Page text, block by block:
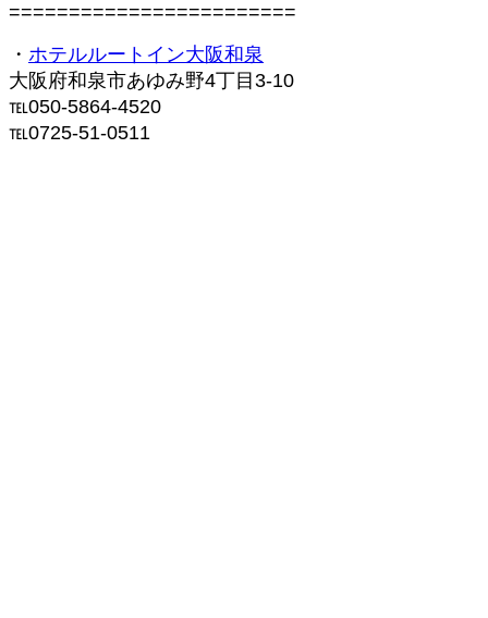
========================
・ ホテルルートイン大阪和泉
大阪府和泉市あゆみ野4丁目3-10
℡050-5864-4520
℡0725-51-0511